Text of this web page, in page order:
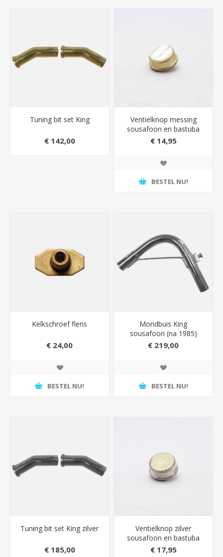
Tuning bit set King
€ 142,00
Ventielknop messing
sousafoon en bastuba
King
€ 14,95
BESTEL NU!
Kelkschroef flens
€ 24,00
BESTEL NU!
Mondbuis King
sousafoon (na 1985)
zilver
€ 219,00
BESTEL NU!
Tuning bit set King zilver
€ 185,00
Ventielknop zilver
sousafoon en bastuba
King
€ 17,95